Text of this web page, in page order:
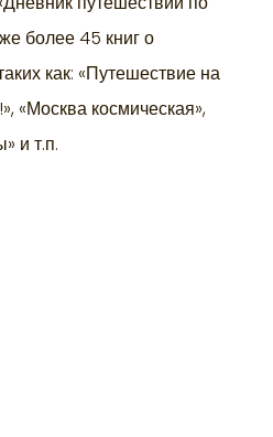
более 45 книг о
как: «Путешествие на
«Москва космическая»,
и т.п.